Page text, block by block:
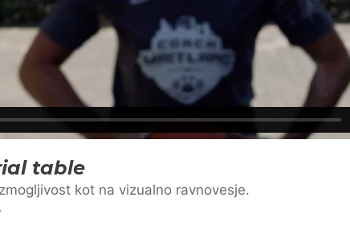
table
kot na vizualno ravnovesje.